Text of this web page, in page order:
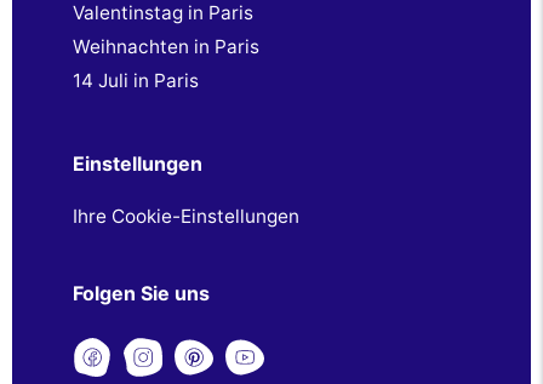
Valentinstag in Paris
Weihnachten in Paris
14 Juli in Paris
Einstellungen
Ihre Cookie-Einstellungen
Folgen Sie uns